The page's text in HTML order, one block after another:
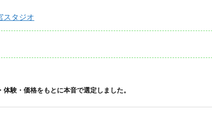
スタジオ
験・価格をもとに本音で選定しました。